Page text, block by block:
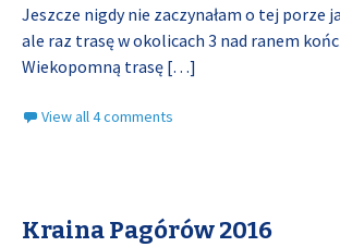
Jeszcze nigdy nie zaczynałam o tej porze
ale raz trasę w okolicach 3 nad ranem
Wiekopomną trasę […]
View all 4 comments
Kraina Pagórów 2016